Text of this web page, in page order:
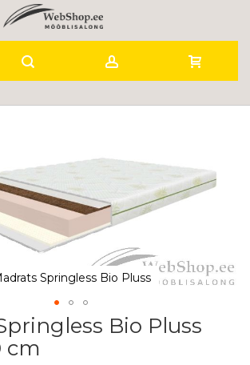
Springless Bio Pluss
Bio Pluss
cm